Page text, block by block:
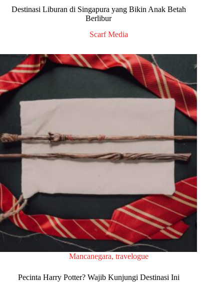
Destinasi Liburan di Singapura yang Bikin Anak Betah
Berlibur
Scarf Media
Mancanegara, travelogue
Pecinta Harry Potter? Wajib Kunjungi Destinasi Ini